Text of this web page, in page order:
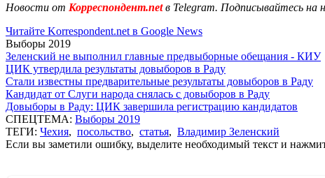
Новости от Корреспондент.netв Telegram. Подписывайтесь на
Читайте Korrespondent.net в Google News
Выборы 2019
Зеленский не выполнил главные предвыборные обещания - КИУ
ЦИК утвердила результаты довыборов в Раду
Стали известны предварительные результаты довыборов в Раду
Кандидат от Слуги народа снялась с довыборов в Раду
Довыборы в Раду: ЦИК завершила регистрацию кандидатов
СПЕЦТЕМА: Выборы 2019
ТЕГИ: Чехия, посольство, статья, Владимир Зеленский
Если вы заметили ошибку, выделите необходимый текст и